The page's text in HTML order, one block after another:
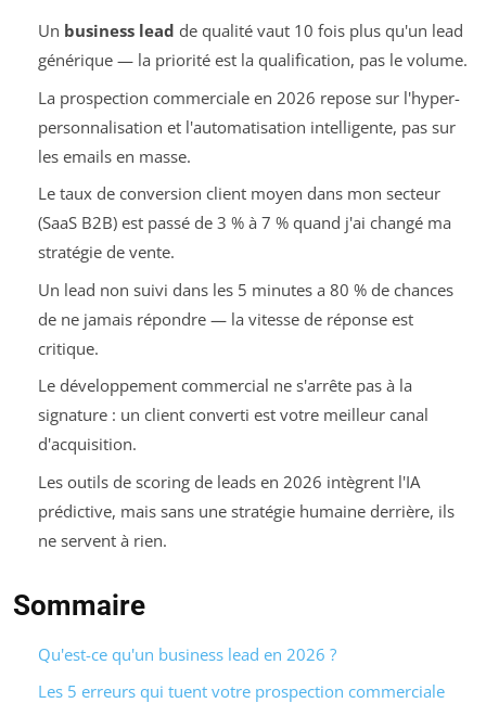
Un business lead de qualité vaut 10 fois plus qu'un lead
générique — la priorité est la qualification, pas le volume.
La prospection commerciale en 2026 repose sur l'hyper-
personnalisation et l'automatisation intelligente, pas sur
les emails en masse.
Le taux de conversion client moyen dans mon secteur
(SaaS B2B) est passé de 3 % à 7 % quand j'ai changé ma
stratégie de vente.
Un lead non suivi dans les 5 minutes a 80 % de chances
de ne jamais répondre — la vitesse de réponse est
critique.
Le développement commercial ne s'arrête pas à la
signature : un client converti est votre meilleur canal
d'acquisition.
Les outils de scoring de leads en 2026 intègrent l'IA
prédictive, mais sans une stratégie humaine derrière, ils
ne servent à rien.
Sommaire
Qu'est-ce qu'un business lead en 2026 ?
Les 5 erreurs qui tuent votre prospection commerciale